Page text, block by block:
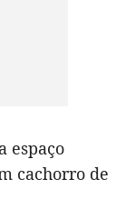
espaço
cachorro de